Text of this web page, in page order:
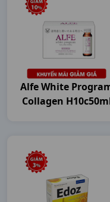
Alfe White
Collagen